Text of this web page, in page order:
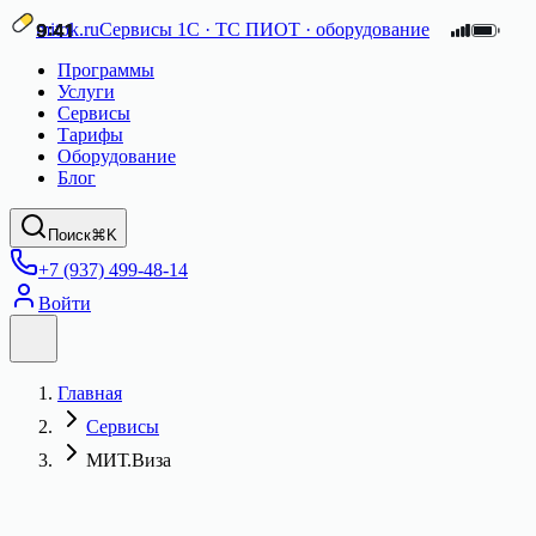
mitok.ruСервисы 1С · ТС ПИОТ · оборудование
Программы
Услуги
Сервисы
Тарифы
Оборудование
Блог
Поиск⌘K
+7 (937) 499-48-14
Войти
Главная
Сервисы
МИТ.Виза
9:41
9:41
9:41